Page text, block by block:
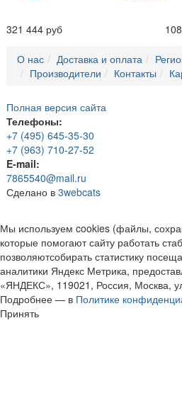
321 444 руб
О нас Доставка и оплата
Производители
Контакты
Полная версия сайта
Телефоны:
+7 (495) 645-35-30
+7 (963) 710-27-52
E-mail:
7865540@mail.ru
Сделано в 3webcats
Мы используем cookies (файлы,
которые помогают сайту работать
позволяютсобирать статистику
аналитики Яндекс Метрика,
«ЯНДЕКС», 119021, Россия, Москва,
Подробнее — в Политике
Принять